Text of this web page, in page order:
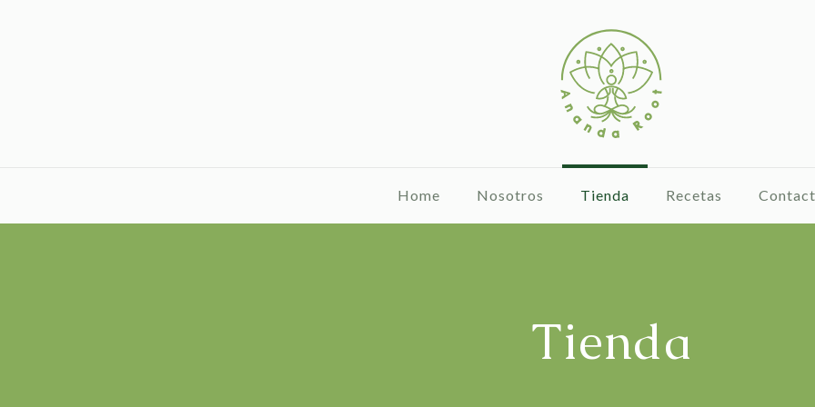
Home Nosotros Tienda Recetas
Tienda